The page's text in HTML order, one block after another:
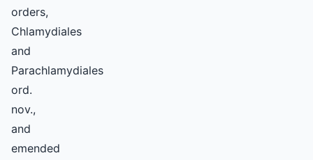
orders,
Chlamydiales
and
Parachlamydiales
ord.
nov.,
and
emended